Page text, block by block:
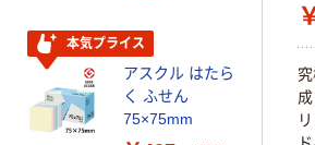
本気プライス
アスクル はたら
く ふせん
75×75mm